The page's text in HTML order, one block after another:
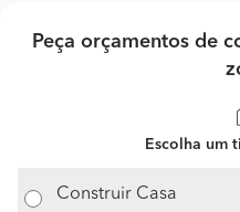
Peça orçamentos de
Escolha um
Construir Casa